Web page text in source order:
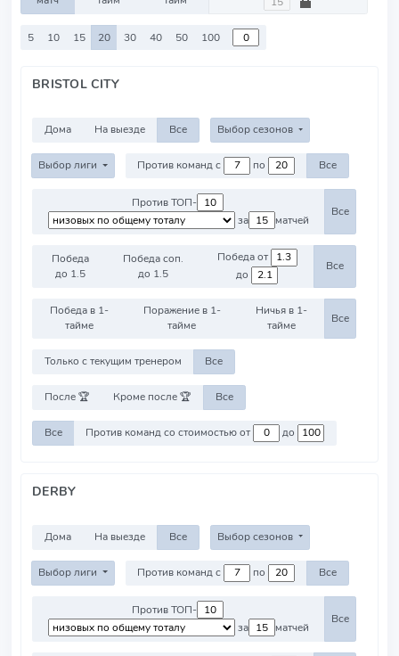
5 10 15 20 30 40 50 100
BRISTOL CITY
Дома На выезде Все Выбор сезонов
Выбор лиги Против команд с по Все
Против ТОП-
за
матчей
Все
Победа
до 1.5
Победа соп.
до 1.5
Победа от
до
Все
Победа в 1-
тайме
Поражение в 1-
тайме
Ничья в 1-
тайме
Все
Только с текущим тренером Все
После 🏆 Кроме после 🏆 Все
Все Против команд со стоимостью от до
DERBY
Дома На выезде Все Выбор сезонов
Выбор лиги Против команд с по Все
Против ТОП-
за
матчей
Все